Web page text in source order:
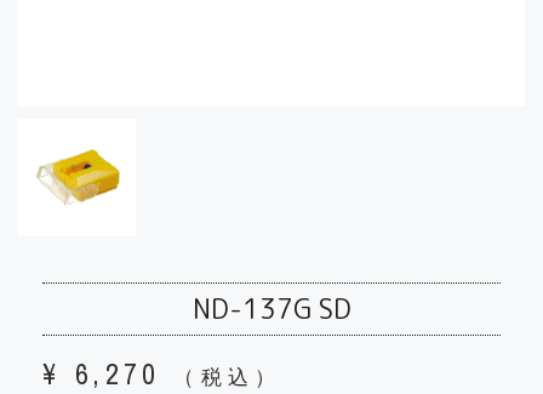
ND-137G SD
¥ 6,270 （税込）